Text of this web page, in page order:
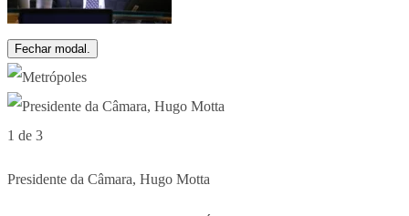
Fechar modal.
1 de 3
Presidente da Câmara, Hugo Motta